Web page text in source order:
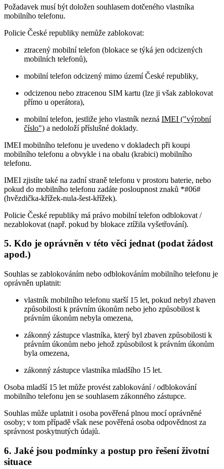
Požadavek musí být doložen souhlasem dotčeného vlastníka
mobilního telefonu.
Policie České republiky nemůže zablokovat:
ztracený mobilní telefon (blokace se týká jen odcizených
mobilních telefonů),
mobilní telefon odcizený mimo území České republiky,
odcizenou nebo ztracenou SIM kartu (lze ji však zablokovat
přímo u operátora),
mobilní telefon, jestliže jeho vlastník nezná IMEI ("výrobní
číslo") a nedoloží příslušné doklady.
IMEI mobilního telefonu je uvedeno v dokladech při koupi
mobilního telefonu a obvykle i na obalu (krabici) mobilního
telefonu.
IMEI zjistíte také na zadní straně telefonu v prostoru baterie, nebo
pokud do mobilního telefonu zadáte posloupnost znaků *#06#
(hvězdička-křížek-nula-šest-křížek).
Policie České republiky má právo mobilní telefon odblokovat /
nezablokovat (např. pokud by blokace ztížila vyšetřování).
5. Kdo je oprávněn v této věci jednat (podat žádost
apod.)
Souhlas se zablokováním nebo odblokováním mobilního telefonu je
oprávněn uplatnit:
vlastník mobilního telefonu starší 15 let, pokud nebyl zbaven
způsobilosti k právním úkonům nebo jeho způsobilost k
právním úkonům nebyla omezena,
zákonný zástupce vlastníka, který byl zbaven způsobilosti k
právním úkonům nebo jehož způsobilost k právním úkonům
byla omezena,
zákonný zástupce vlastníka mladšího 15 let.
Osoba mladší 15 let může provést zablokování / odblokování
mobilního telefonu jen se souhlasem zákonného zástupce.
Souhlas může uplatnit i osoba pověřená plnou mocí oprávněné
osoby; v tom případě však nese pověřená osoba odpovědnost za
správnost poskytnutých údajů.
6. Jaké jsou podmínky a postup pro řešení životní
situace